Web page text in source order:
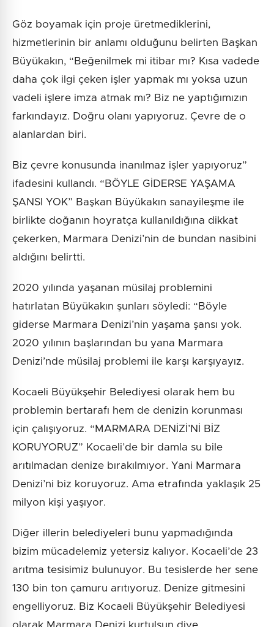
Göz boyamak için proje üretmediklerini,
hizmetlerinin bir anlamı olduğunu belirten Başkan
Büyükakın, “Beğenilmek mi itibar mı? Kısa vadede
daha çok ilgi çeken işler yapmak mı yoksa uzun
vadeli işlere imza atmak mı? Biz ne yaptığımızın
farkındayız. Doğru olanı yapıyoruz. Çevre de o
alanlardan biri.
Biz çevre konusunda inanılmaz işler yapıyoruz”
ifadesini kullandı. “BÖYLE GİDERSE YAŞAMA
ŞANSI YOK” Başkan Büyükakın sanayileşme ile
birlikte doğanın hoyratça kullanıldığına dikkat
çekerken, Marmara Denizi’nin de bundan nasibini
aldığını belirtti.
2020 yılında yaşanan müsilaj problemini
hatırlatan Büyükakın şunları söyledi: “Böyle
giderse Marmara Denizi’nin yaşama şansı yok.
2020 yılının başlarından bu yana Marmara
Denizi’nde müsilaj problemi ile karşı karşıyayız.
Kocaeli Büyükşehir Belediyesi olarak hem bu
problemin bertarafı hem de denizin korunması
için çalışıyoruz. “MARMARA DENİZİ’Nİ BİZ
KORUYORUZ” Kocaeli’de bir damla su bile
arıtılmadan denize bırakılmıyor. Yani Marmara
Denizi’ni biz koruyoruz. Ama etrafında yaklaşık 25
milyon kişi yaşıyor.
Diğer illerin belediyeleri bunu yapmadığında
bizim mücadelemiz yetersiz kalıyor. Kocaeli’de 23
arıtma tesisimiz bulunuyor. Bu tesislerde her sene
130 bin ton çamuru arıtıyoruz. Denize gitmesini
engelliyoruz. Biz Kocaeli Büyükşehir Belediyesi